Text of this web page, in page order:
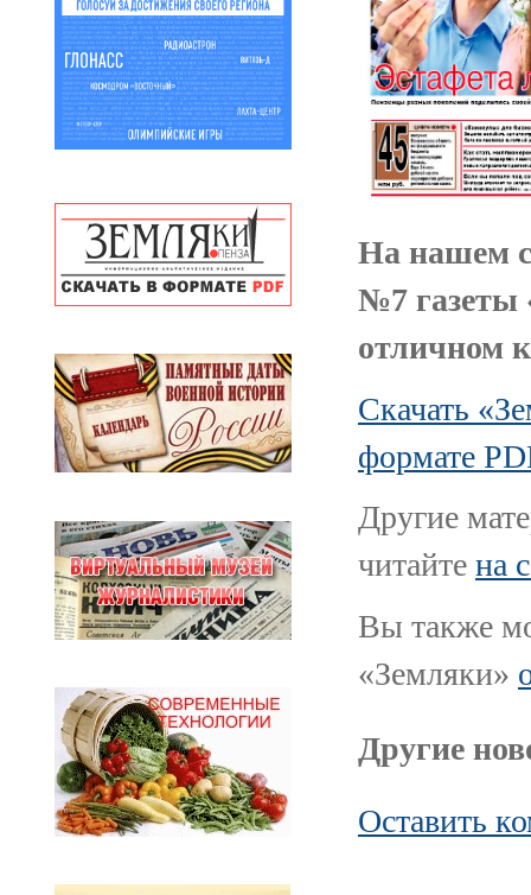
На нашем
№7 газеты
отличном
Скачать
формате
Другие
читайте на
Вы также
«Земляки»
Другие
Оставить